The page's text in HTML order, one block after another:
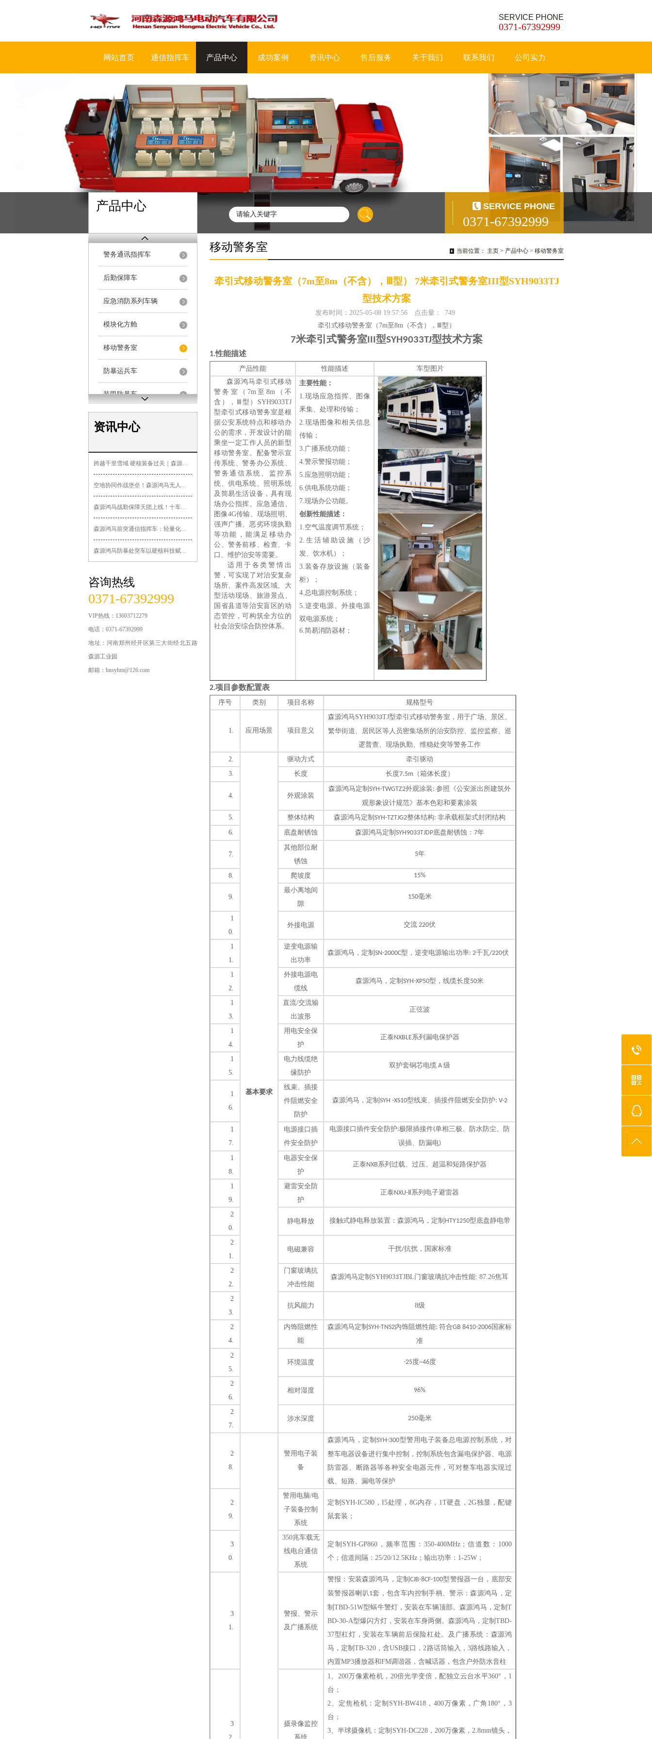
SERVICE PHONE
0371-67392999
网站首页 通信指挥车 产品中心 成功案例 资讯中心 售后服务 关于我们 联系我们 公司实力
产品中心 SERVICE PHONE
0371-67392999
警务通讯指挥车
后勤保障车
应急消防系列车辆
模块化方舱
移动警务室
防暴运兵车
装甲防暴车
无人机指挥车
医疗急救系列
锂电公务车
交通系列车辆
法院检察院车辆
食品药品监管车辆
城管系列车辆
尾气检测车辆
资讯中心
跨越千里雪域 硬核装备过关｜森源鸿马战保车辆车发往西藏并顺利
空地协同作战堡垒！森源鸿马无人机运输保障车打造全域低空应急保
森源鸿马战勤保障天团上线！十车联保小分队集结完毕
森源鸿马前突通信指挥车：轻量化机动前突，打通通信指挥“最后一
森源鸿马防暴处突车以硬核科技赋能一线维稳处突
咨询热线
0371-67392999
VIP热线：13603712279
电话：0371-67392999
地址：河南郑州经开区第三大街经北五路
森源工业园
邮箱：hnsyhm@126.com
移动警务室 当前位置： 主页 > 产品中心 > 移动警务室
牵引式移动警务室（7m至8m（不含），Ⅲ型） 7米牵引式警务室III型SYH9033TJ
型技术方案
发布时间：2025-05-08 19:57:56 点击量：
749
牵引式移动警务室（ 7m至8m （不含）， Ⅲ型）
7米牵引式警务室 型SYH9033TJ型技术方案
1.性能描述
产品性能 性能描述
车型图片
森源鸿马牵引式移动
警务室（ 7m 至 8m（不
含），
Ⅲ型） SYH9033TJ
型牵引式移动警务室是根
据公安系统特点和移动办
公的需求，开发设计的能
乘坐一定工作人员的新型
移动警务室 。配备警示宣
传系统、警务办公系统、
警务通信系统、监控系
统、供电系统、照明系统
及简易生活设备，具有现
场办公指挥、应急通信、
图像4G传输、现场照明、
强声广播、恶劣环境执勤
等功能，能满足移动办
公、警务前移、检查、卡
口、维护治安等需要。
适用于各类警情出
警，可实现了对治安复杂
场所、案件高发区域、大
型活动现场、旅游景点、
国省县道等治安盲区的动
态管控，可构筑全方位的
社会治安综合防控体系。
主要性能：
1.现场应急指挥、图像
釆集、处理和传输 ；
2.现场图像和相关信息
传输 ；
3.广播系统功能 ；
4.警示警报功能 ；
5.应急照明功能 ；
6.供电系统功能 ；
7.现场办公功能。
创新性能描述：
1.空气温度调节系统 ；
2.生活辅助设施（沙
发、饮水机）；
3.装备存放设施（装备
柜）；
4.总电源控制系统 ；
5.逆变电源、外接电源
双电源系统；
6.简易消防器材 ；
2.项目参数配置表
序号 类别 项目名称 规格型号
1. 应用场景 项目意义
森源鸿马SYH9033TJ型牵引式移动警务室 ， 用于广场、景区、
繁华街道、居民区等人员密集场所的治安防控、监控监察、巡
逻普查、现场执勤、维稳处突等警务工作
2.
基本要求
驱动方式 牵引 驱动
3.
长度 长度7.5m（箱体长度）
4. 外观涂装
森源鸿马定制 SYH-TWGTZ2外观涂装: 参照《公安派出所建筑外
观形象设计规范》基本色彩和要素涂装
5.
整体结构 森源鸿马定制 SYH-TZTJG2整体结构: 非承载框架式封闭结构
6. 底盘耐锈蚀 森源鸿马定制 SYH9033TJDP底盘耐锈蚀： 7年
7.
其他部位耐
锈蚀
5年
8. 爬坡度 15%
9.
最小离地间
隙
150毫米
1
0.
外接电源 交流 220伏
1
1.
逆变电源输
出功率
森源鸿马，定制 SN-2000C型， 逆变电源输出功率: 2千瓦/220伏
1
2.
外接电源电
缆线
森源鸿马，定制 SYH-XP50型，线缆长度50米
1
3.
直流/交流输
出波形
正弦波
1
4.
用电安全保
护
正泰NXBLE系列 漏电保护器
1
5.
电力线缆绝
缘防护
双护套铜芯电缆 A 级
1
6.
线束、插接
件阻燃安全
防护
森源鸿马，定制 SYH -XS10型线束、插接件阻燃安全防护: V-2
1
7.
电源接口插
件安全防护
电源接口插件安全防护:极限插接件(单相三极、防水防尘、防
误插、防漏电)
1
8.
电器安全保
护
正泰NXB系列 过载、过压、超温和短路保护器
1
9.
避雷安全防
护
正泰NXU- Ⅱ系列 电子避雷器
2
0.
静电释放 接触式静电释放装置： 森源鸿马，定制 HTY1250型底盘静电带
2
1.
电磁兼容 干扰/抗扰，国家标准
2
2.
门窗玻璃抗
冲击性能
森源鸿马定制 SYH9033TJBL门窗玻璃抗冲击性能: 87.26焦耳
2
3.
抗风能力 8级
2
4.
内饰阻燃性
能
森源鸿马定制 SYH-TNS2内饰阻燃性能: 符合GB 8410-2006 国家标
准
2
5.
环境温度 -25度~46度
2
6.
相对湿度 96%
2
7.
涉水深度 250毫米
2
8.
警用电子装
备
森源鸿马，定制SYH-300型警用电子装备总电源控制系统 ，对
整车电器设备进行集中控制，控制系统包含漏电保护器、电源
防雷器、断路器等各种安全电器元件，可对整车电器实现过
载、短路、漏电等保护
2
9.
警用电脑/电
子装备控制
系统
定制 SYH-IC580，I5处理，8G内存，1T硬盘，2G独显，配键
鼠套装；
3
0.
350兆车载无
线电台通信
系统
定制 SYH-GP860，频率范围：350-400MHz；信道数：1000
个；信道间隔：25/20/12.5KHz；输出功率：1-25W；
3
1.
警报、警示
及广播系统
警报 ： 安装森源鸿马，定制CJB-8CF-100型警报器一台，底部安
装警报器喇叭1套，包含车内控制手柄、警示：森源鸿马，定
制TBD-51W型蜗牛警灯，安装在车辆顶部。森源鸿马，定制T
BD-30-A型爆闪方灯，安装在车身两侧。 森源鸿马，定制 TBD-
37型杠灯，安装在车辆前后保险杠处。 及广播系统 ： 森源鸿
马，定制TB-320 ，含USB接口，2路话筒输入，3路线路输入，
内置MP3播放器和FM调谐器，含喊话器 ， 包含户外防水音柱
3
2.
摄录像监控
系统
1、200万像素枪机 ， 20倍光学变倍， 配独立云台水平360°，1
台；
2、定焦枪机：定制 SYH-BW418，400万像素，广角180°，3
台；
3、半球摄像机：定制 SYH-DC228，200万像素，2.8mm镜头，